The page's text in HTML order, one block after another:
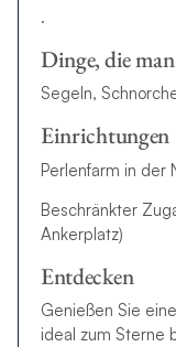
.
Dinge, die
Segeln,
Einrichtungen
Perlenfarm in der
Beschränkter
Ankerplatz)
Entdecken
Genießen Sie
ideal zum Sterne